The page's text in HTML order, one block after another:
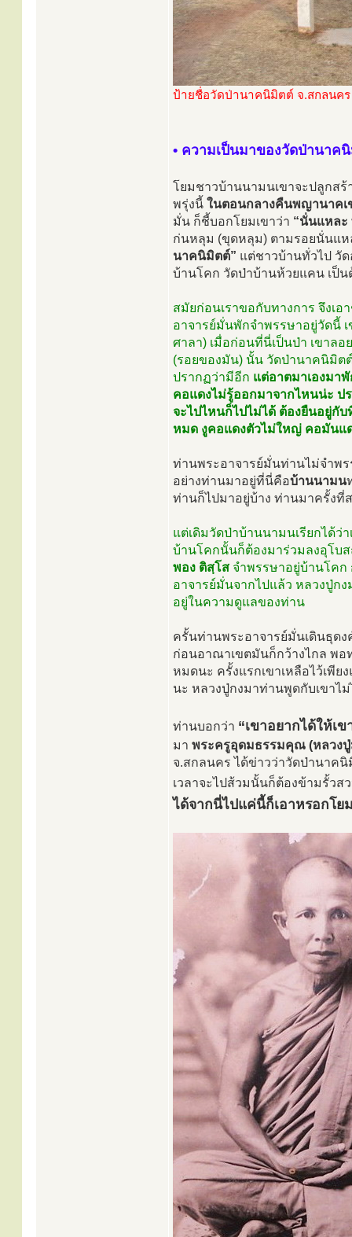
ป้ายชื่อวัดป่านาคนิมิตต์ จ.สกลนคร
• ความเป็นมาของวัดป่านาค
โยมชาวบ้านนามนเขาจะปลูกสร้
พรุ่งนี้ ในตอนกลางคืนพญานาคเ
มั่น ก็ชี้บอกโยมเขาว่า “นั่นแหละ
ก่นหลุม (ขุดหลุม) ตามรอยนั่นแ
นาคนิมิตต์” แต่ชาวบ้านทั่วไป วั
บ้านโคก วัดป่าบ้านห้วยแคน เป็
สมัยก่อนเราขอกับทางการ จึงเอ
อาจารย์มั่นพักจำพรรษาอยู่วัดนี้
ศาลา) เมื่อก่อนที่นี่เป็นป่า เขาลอ
(รอยของมัน) นั้น วัดป่านาคนิมิ
ปรากฏว่ามีอีก แต่อาตมาเองมา
คอแดงไม่รู้ออกมาจากไหนน่ะ ป
จะไปไหนก็ไปไม่ได้ ต้องยืนอยู่กั
หมด งูคอแดงตัวไม่ใหญ่ คอมันแ
ท่านพระอาจารย์มั่นท่านไม่จำพร
อย่างท่านมาอยู่ที่นี่คือบ้านนามน
ท่านก็ไปมาอยู่บ้าง ท่านมาครั้งที่
แต่เดิมวัดป่าบ้านนามนเรียกได้ว่
บ้านโคกนั้นก็ต้องมาร่วมลงอุโบ
พอง ติสฺโส จำพรรษาอยู่บ้านโคก
อาจารย์มั่นจากไปแล้ว หลวงปู่ก
อยู่ในความดูแลของท่าน
ครั้นท่านพระอาจารย์มั่นเดินธุด
ก่อนอาณาเขตมันก็กว้างไกล พอ
หมดนะ ครั้งแรกเขาเหลือไว้เพี
นะ หลวงปู่กงมาท่านพูดกับเขาไ
ท่านบอกว่า “เขาอยากได้ให้เ
มา พระครูอุดมธรรมคุณ (หลวง
จ.สกลนคร ได้ข่าวว่าวัดป่านาค
เวลาจะไปส้วมนั้นก็ต้องข้ามรั้วส
ได้จากนี่ไปแค่นี้ก็เอาหรอกโย